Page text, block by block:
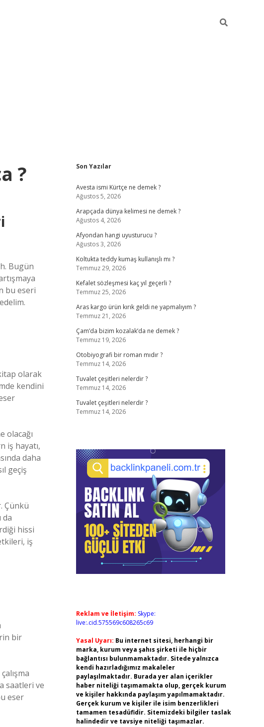
?
Bugün
bu eseri
olarak
kendini
olacağı
iş hayatı,
daha
geçiş
Çünkü
da
hissi
iş
bir
saatleri ve
eser
Sidebar
Son Yazılar
Avesta ismi Kürtçe ne demek ?
Ağustos 5, 2026
Arapçada dünya kelimesi ne demek ?
Ağustos 4, 2026
Afyondan hangi uyusturucu ?
Ağustos 3, 2026
Koltukta teddy kumaş kullanışlı mı ?
Temmuz 29, 2026
Kefalet sözleşmesi kaç yıl geçerli ?
Temmuz 25, 2026
Aras kargo ürün kırık geldi ne yapmalıyım ?
Temmuz 21, 2026
Çam’da bizim kozalak’da ne demek ?
Temmuz 19, 2026
Otobiyografi bir roman mıdır ?
Temmuz 14, 2026
Tuvalet çeşitleri nelerdir ?
Temmuz 14, 2026
Tuvalet çeşitleri nelerdir ?
Temmuz 14, 2026
Reklam ve İletişim: Skype:
live:.cid.575569c608265c69
Yasal Uyarı: Bu internet sitesi, herhangi bir
marka, kurum veya şahıs şirketi ile hiçbir
bağlantısı bulunmamaktadır. Sitede yalnızca
kendi hazırladığımız makaleler
paylaşılmaktadır. Burada yer alan içerikler
haber niteliği taşımamakta olup, gerçek kurum
ve kişiler hakkında paylaşım yapılmamaktadır.
Gerçek kurum ve kişiler ile isim benzerlikleri
tamamen tesadüfidir. Sitemizdeki bilgiler taslak
halindedir ve tavsiye niteliği taşımazlar.